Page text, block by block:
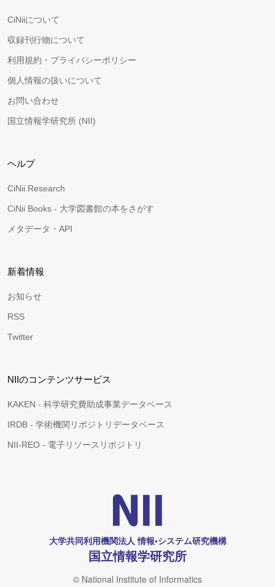
CiNiiについて
収録刊行物について
利用規約・プライバシーポリシー
個人情報の扱いについて
お問い合わせ
国立情報学研究所 (NII)
ヘルプ
CiNii Research
CiNii Books - 大学図書館の本をさがす
メタデータ・API
新着情報
お知らせ
RSS
Twitter
NIIのコンテンツサービス
KAKEN - 科学研究費助成事業データベース
IRDB - 学術機関リポジトリデータベース
NII-REO - 電子リソースリポジトリ
大学共同利用機関法人 情報•システム研究機構
国立情報学研究所
© National Institute of Informatics